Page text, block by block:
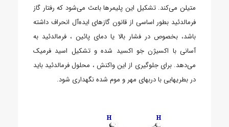
متیلن می‌کند. تشکیل این پلیمرها باعث می‌شود که رفتار گاز
فرمالدئید بطور اساسی از قانون گازهای ایده‌آل انحراف داشته
باشد، بخصوص در فشار بالا یا دمای پائین ، فرمالدئید به
آسانی با اکسیژن جَو اکسید شده و تشکیل اسید فرمیک
می‌دهد. برای جلوگیری از این واکنش ، محلول فرمالدئید باید
در بطریهایی با دربهای مهر و موم شده نگهداری شود.